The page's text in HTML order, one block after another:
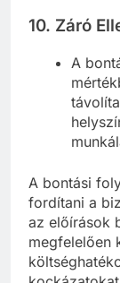
10. Záró
A
A bontási
fordítani a
az előírások
megfelelően